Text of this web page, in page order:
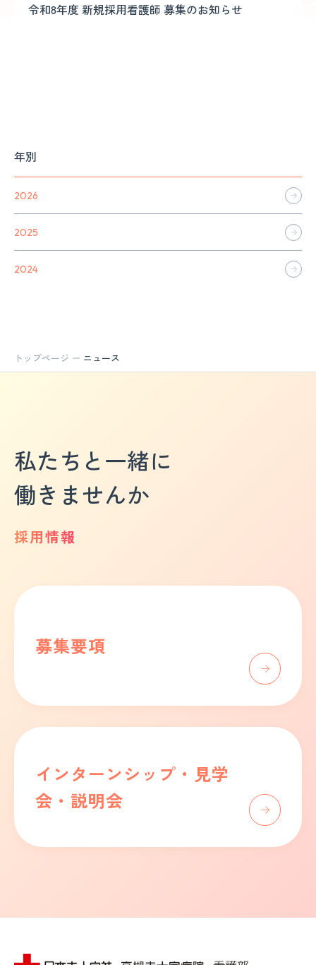
令和8年度 新規採用看護師 募集のお知らせ
年別
2026
2025
2024
トップページ ニュース
私たちと一緒に
働きませんか
採用情報
募集要項
インターンシップ・見学
会・説明会